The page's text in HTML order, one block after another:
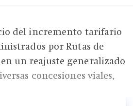
del incremento tarifario
por Rutas de
un reajuste generalizado
concesiones viales,